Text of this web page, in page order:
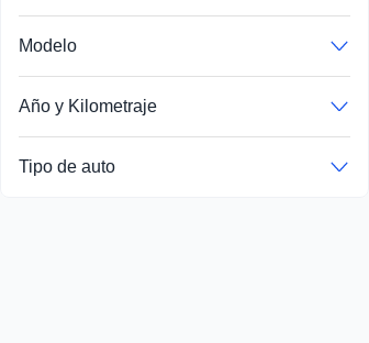
Modelo
Año y Kilometraje
Tipo de auto